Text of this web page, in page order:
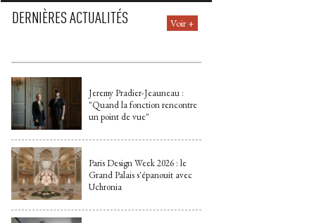
DERNIÈRES ACTUALITÉS Voir +
Jeremy Pradier-Jeauneau :
"Quand la fonction rencontre
un point de vue"
Paris Design Week 2026 : le
Grand Palais s'épanouit avec
Uchronia